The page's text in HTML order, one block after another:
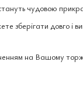
стануть чудовою
зберігати довго і
на Вашому